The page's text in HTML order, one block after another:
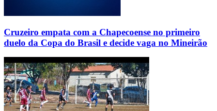
Cruzeiro empata com a Chapecoense no primeiro
duelo da Copa do Brasil e decide vaga no Mineirão